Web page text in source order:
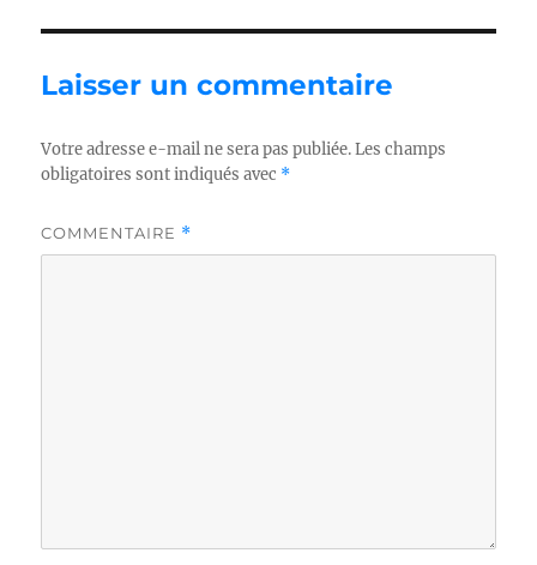
Laisser un commentaire
Votre adresse e-mail ne sera pas publiée. Les champs
obligatoires sont indiqués avec *
COMMENTAIRE *